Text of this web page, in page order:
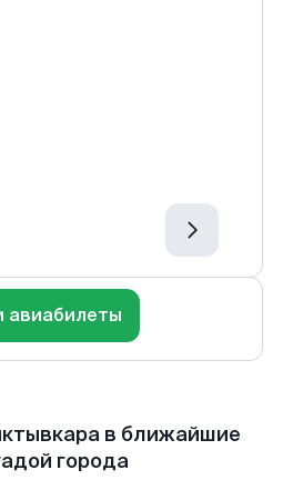
авиабилеты
в ближайшие
города